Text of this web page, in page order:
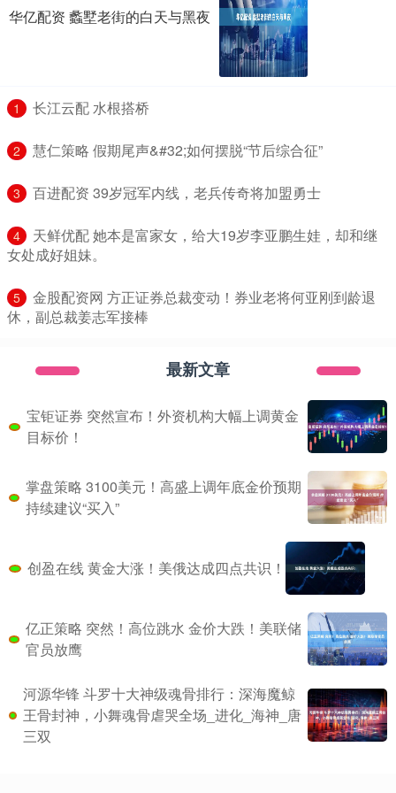
华亿配资 蠡墅老街的白天与黑夜
1 ​长江云配 水根搭桥
2 ​慧仁策略 假期尾声&#32;如何摆脱“节后综合征”
3 ​百进配资 39岁冠军内线，老兵传奇将加盟勇士
4
​天鲜优配 她本是富家女，给大19岁李亚鹏生娃，却和继
女处成好姐妹。
5
​金股配资网 方正证券总裁变动！券业老将何亚刚到龄退
休，副总裁姜志军接棒
最新文章
宝钜证券 突然宣布！外资机构大幅上调黄金
目标价！
掌盘策略 3100美元！高盛上调年底金价预期
持续建议“买入”
创盈在线 黄金大涨！美俄达成四点共识！
亿正策略 突然！高位跳水 金价大跌！美联储
官员放鹰
河源华锋 斗罗十大神级魂骨排行：深海魔鲸
王骨封神，小舞魂骨虐哭全场_进化_海神_唐
三双